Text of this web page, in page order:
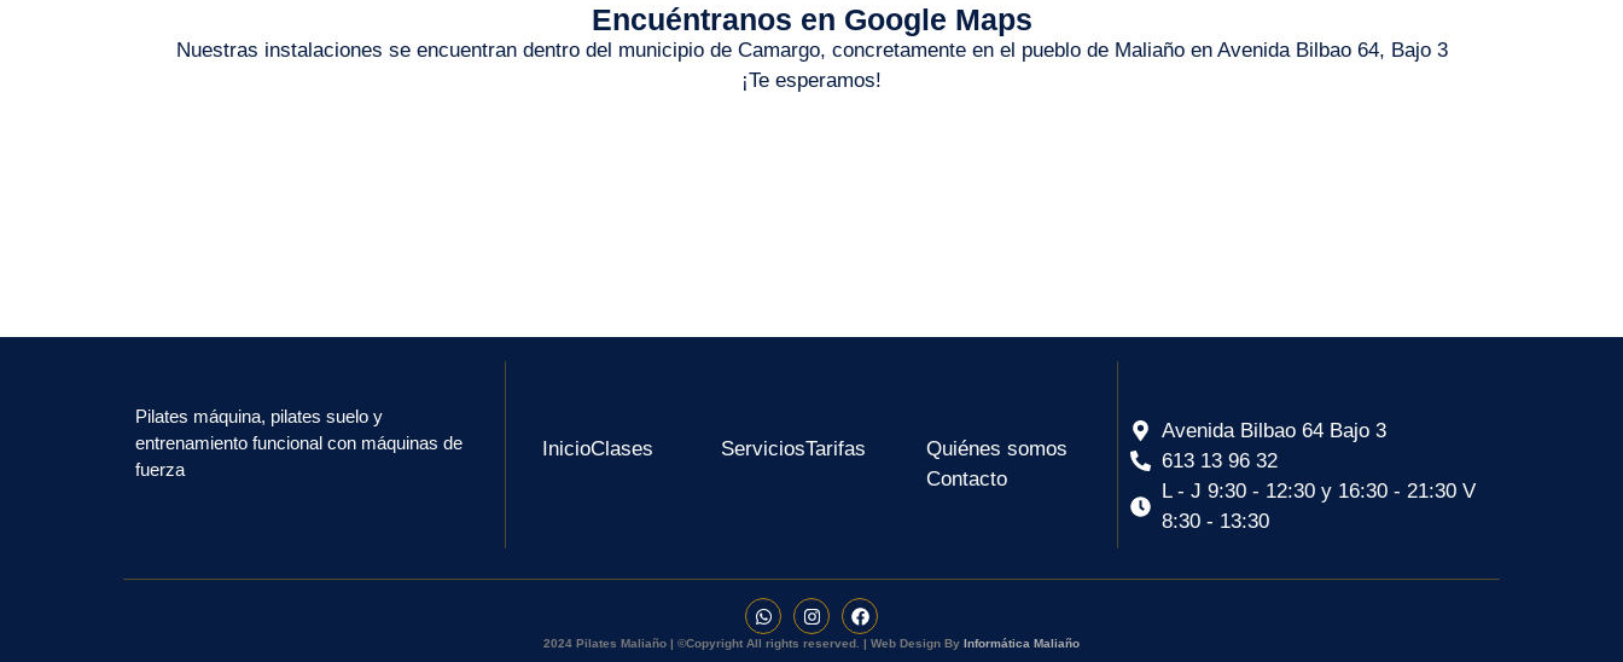
Encuéntranos en Google Maps
Nuestras instalaciones se encuentran dentro del municipio de Camargo, concretamente en el pueblo de Maliaño en Avenida Bilbao 64, Bajo 3
¡Te esperamos!
Pilates máquina, pilates suelo y
entrenamiento funcional con máquinas de
fuerza
InicioClases ServiciosTarifas
Quiénes somos
Contacto
Avenida Bilbao 64 Bajo 3
613 13 96 32
L - J 9:30 - 12:30 y 16:30 - 21:30 V
8:30 - 13:30
2024 Pilates Maliaño | ©Copyright All rights reserved. | Web Design By Informática Maliaño